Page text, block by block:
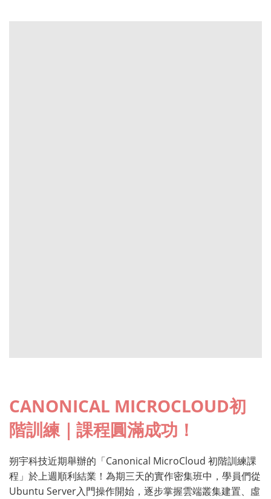
CANONICAL MICROCLOUD初
階訓練｜課程圓滿成功！
朔宇科技近期舉辦的「Canonical MicroCloud 初階訓練課
程」於上週順利結業！為期三天的實作密集班中，學員們從
Ubuntu Server入門操作開始，逐步掌握雲端叢集建置、虛